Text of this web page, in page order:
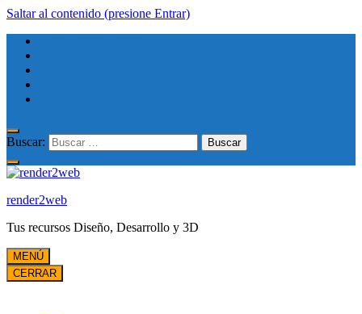
Saltar al contenido (presione Entrar)
Buscar:
render2web
Tus recursos Diseño, Desarrollo y 3D
MENÚ
CERRAR